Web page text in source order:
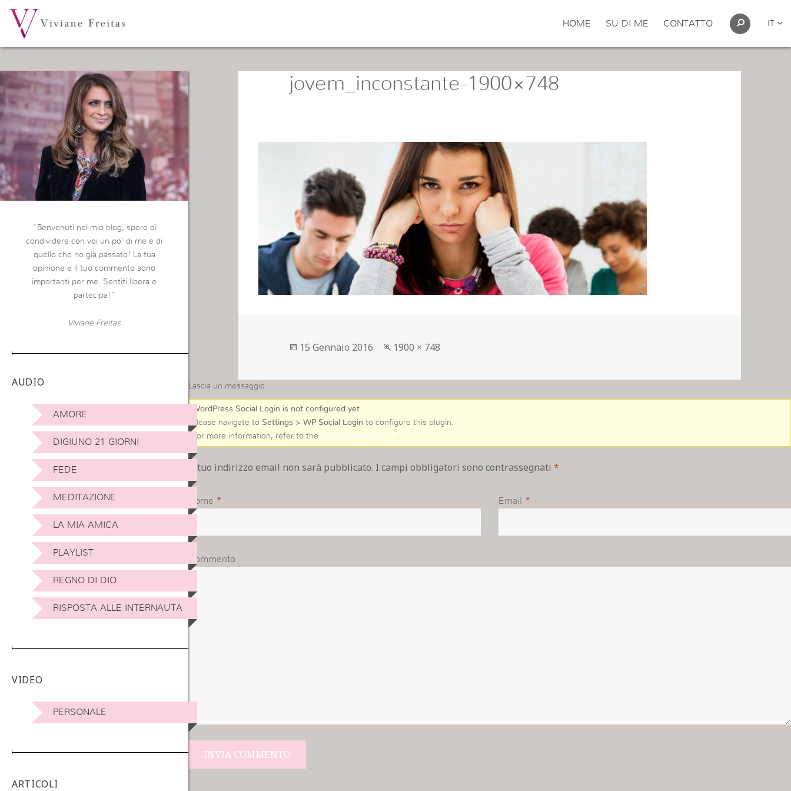
HOME SU DI ME CONTATTO IT
“Benvenuti nel mio blog, spero di
condividere con voi un po’ di me e di
quello che ho già passato! La tua
opinione e il tuo commento sono
importanti per me. Sentiti libera e
partecipa!”
Viviane Freitas
AUDIO
AMORE
DIGIUNO 21 GIORNI
FEDE
MEDITAZIONE
LA MIA AMICA
PLAYLIST
REGNO DI DIO
RISPOSTA ALLE INTERNAUTA
VIDEO
PERSONALE
ARTICOLI
jovem_inconstante-1900×748
Postato
15 Gennaio 2016
Full
1900 × 748
Lascia un messaggio
WordPress Social Login is not configured yet
Please navigate to Settings > WP Social Login to configure this plugin.
For more information, refer to the
online user guide
Il tuo indirizzo email non sarà pubblicato. I campi obbligatori sono contrassegnati *
Nome * Email *
Commento